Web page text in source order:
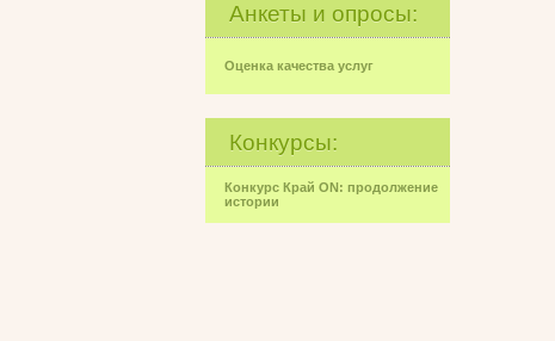
Анкеты и опросы:
Оценка качества услуг
Конкурсы:
Конкурс Край ON: продолжение
истории